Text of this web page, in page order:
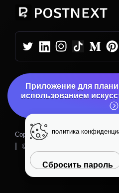
Приложение для
использованием
Copyright © 2026 PostNext |
© PostNext.io
политика
Сбросить пароль